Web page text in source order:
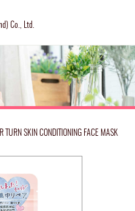
Co., Ltd.
TURN SKIN CONDITIONING FACE MASK